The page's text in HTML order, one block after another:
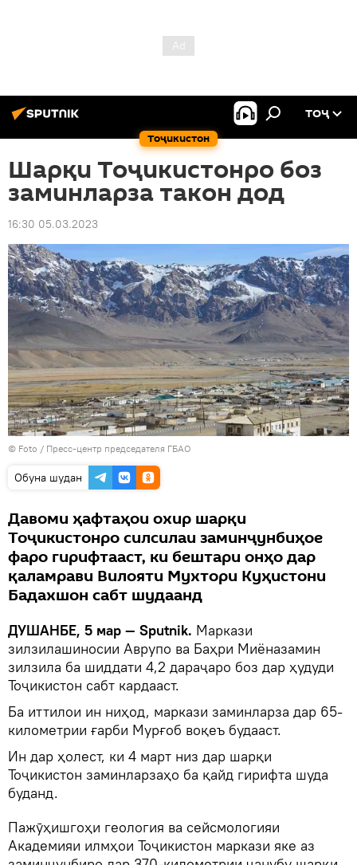
Тоҷикистон
ТОҶ
Шарқи Тоҷикистонро боз
заминларза такон дод
16:30 05.03.2023
© Foto / Пресс-центр председателя ГБАО
Обуна шудан
Давоми ҳафтаҳои охир шарқи
Тоҷикистонро силсилаи заминҷунбиҳое
фаро гирифтааст, ки бештари онҳо дар
қаламрави Вилояти Мухтори Куҳистони
Бадахшон сабт шудаанд
ДУШАНБЕ, 5 мар — Sputnik. Маркази
зилзилашиносии Аврупо ва Баҳри Миёназамин
зилзила ба шиддати 4,2 дараҷаро боз дар ҳудуди
Тоҷикистон сабт кардааст.
Ба иттилои ин ниҳод, маркази заминларза дар 65-
километрии ғарби Мурғоб воқеъ будааст.
Ин дар ҳолест, ки 4 март низ дар шарқи
Тоҷикистон заминларзаҳо ба қайд гирифта шуда
буданд.
Пажӯҳишгоҳи геология ва сейсмологияи
Академияи илмҳои Тоҷикистон маркази яке аз